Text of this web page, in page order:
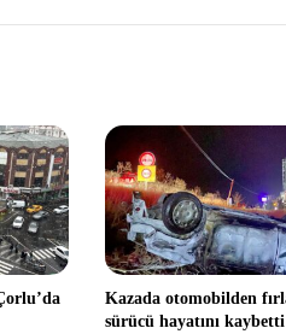
Kazada otomobilden
sürücü hayatını kaybetti